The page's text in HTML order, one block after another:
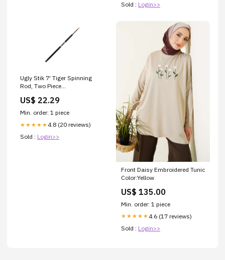
Sold : Login>>
Ugly Stik 7' Tiger Spinning
Rod, Two Piece
50lb Line Rating, Medium Rod
Power, 1-6 oz. Lure Rating,
Versatile and
Dependable,black : Sports &
Outdoors
US$ 22.29
Min. order: 1 piece
★★★★★ 4.8 (20 reviews)
Sold : Login>>
Front Daisy Embroidered Tunic
Color:Yellow
US$ 135.00
Min. order: 1 piece
★★★★★ 4.6 (17 reviews)
Sold : Login>>